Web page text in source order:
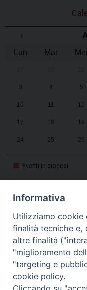
‹
Lun
Mar
3 4 5
10 11 12
17 18 19
24 25 26
31 1 2
Eventi in diocesi
Informativa
Utilizziamo cookie
finalità tecniche e,
altre finalità
"miglioramento
"targeting e
cookie policy.